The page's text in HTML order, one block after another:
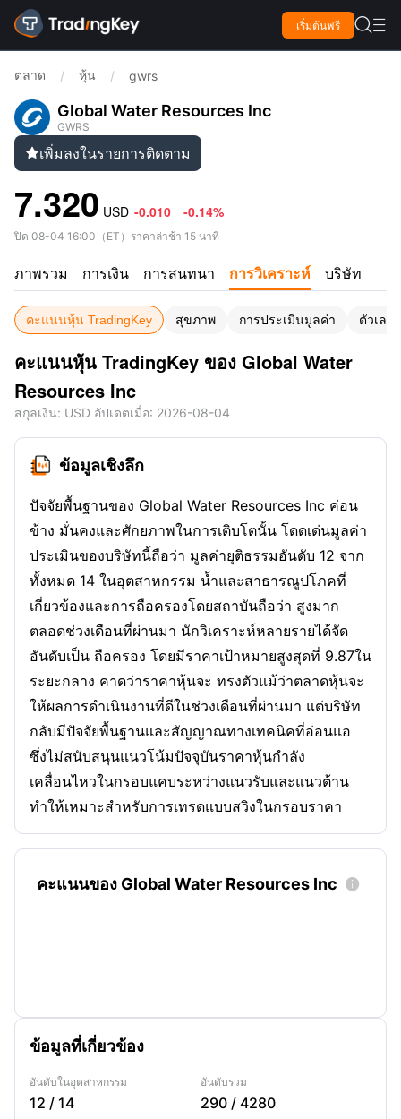
เริ่มต้นฟรี  
ตลาด / หุ้น / gwrs
Global Water Resources Inc
GWRS
เพิ่มลงในรายการติดตาม
7.320 USD -0.010 -0.14%
ปิด 08-04 16:00 （ ET ） ราคาล่าช้า 15 นาที
ภาพรวม การเงิน การสนทนา การวิเคราะห์ บริษัท
คะแนนหุ้น TradingKey สุขภาพ การประเมินมูลค่า ตัวเล
คะแนนหุ้น TradingKey ของ Global Water
Resources Inc
สกุลเงิน: USD อัปเดตเมื่อ: 2026-08-04
ข้อมูลเชิงลึก
ปัจจัยพื้นฐานของ Global Water Resources Inc ค่อน
ข้าง มั่นคงและศักยภาพในการเติบโตนั้น โดดเด่นมูลค่า
ประเมินของบริษัทนี้ถือว่า มูลค่ายุติธรรมอันดับ 12 จาก
ทั้งหมด 14 ในอุตสาหกรรม น้ำและสาธารณูปโภคที่
เกี่ยวข้องและการถือครองโดยสถาบันถือว่า สูงมาก
ตลอดช่วงเดือนที่ผ่านมา นักวิเคราะห์หลายรายได้จัด
อันดับเป็น ถือครอง โดยมีราคาเป้าหมายสูงสุดที่ 9.87ใน
ระยะกลาง คาดว่าราคาหุ้นจะ ทรงตัวแม้ว่าตลาดหุ้นจะ
ให้ผลการดำเนินงานที่ดีในช่วงเดือนที่ผ่านมา แต่บริษัท
กลับมีปัจจัยพื้นฐานและสัญญาณทางเทคนิคที่อ่อนแอ
ซึ่งไม่สนับสนุนแนวโน้มปัจจุบันราคาหุ้นกำลัง
เคลื่อนไหวในกรอบแคบระหว่างแนวรับและแนวต้าน
ทำให้เหมาะสำหรับการเทรดแบบสวิงในกรอบราคา
คะแนนของ Global Water Resources Inc 
ข้อมูลที่เกี่ยวข้อง
อันดับในอุตสาหกรรม
12 / 14
อันดับรวม
290 / 4280